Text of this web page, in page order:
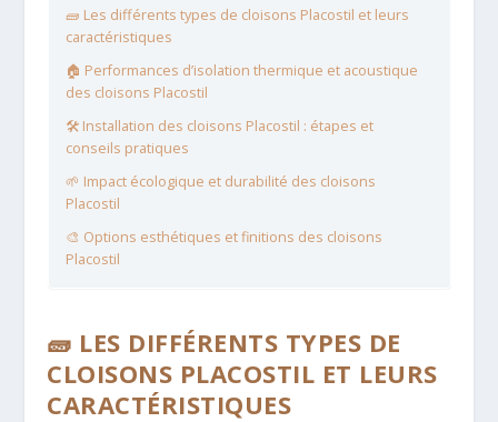
🧱 Les différents types de cloisons Placostil et leurs
caractéristiques
🏠 Performances d’isolation thermique et acoustique
des cloisons Placostil
🛠️ Installation des cloisons Placostil : étapes et
conseils pratiques
🌱 Impact écologique et durabilité des cloisons
Placostil
🎨 Options esthétiques et finitions des cloisons
Placostil
🧱 LES DIFFÉRENTS TYPES DE
CLOISONS PLACOSTIL ET LEURS
CARACTÉRISTIQUES